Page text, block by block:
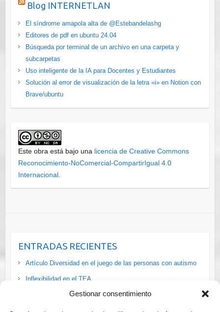
Gestionar consentimiento
Blog INTERNETLAN
El síndrome amapola alta de @Estebandelashg
Editores de pdf en ubuntu 24.04
Búsqueda por terminal de un archivo en una carpeta y
subcarpetas
Uso inteligente de la IA para Docentes y Estudiantes
Solución al error de visualización de la letra «i» en Notion con
Brave/ubuntu
Este obra está bajo una licencia de Creative Commons
Reconocimiento-NoComercial-CompartirIgual 4.0
Internacional.
ENTRADAS RECIENTES
Artículo Diversidad en el juego de las personas con autismo
Inflexibilidad en el TEA
La situación de las personas #LGTBI+ con #discapacidad en